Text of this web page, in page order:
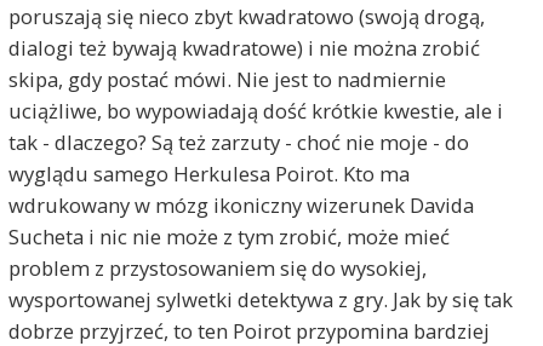
poruszają się nieco zbyt kwadratowo (swoją drogą,
dialogi też bywają kwadratowe) i nie można zrobić
skipa, gdy postać mówi. Nie jest to nadmiernie
uciążliwe, bo wypowiadają dość krótkie kwestie, ale i
tak - dlaczego? Są też zarzuty - choć nie moje - do
wyglądu samego Herkulesa Poirot. Kto ma
wdrukowany w mózg ikoniczny wizerunek Davida
Sucheta i nic nie może z tym zrobić, może mieć
problem z przystosowaniem się do wysokiej,
wysportowanej sylwetki detektywa z gry. Jak by się tak
dobrze przyjrzeć, to ten Poirot przypomina bardziej